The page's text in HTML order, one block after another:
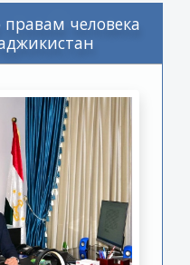
человека